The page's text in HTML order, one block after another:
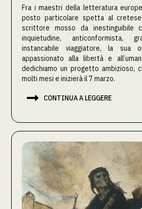
Fra i maestri della letteratura
posto particolare spetta al cretese
scrittore mosso da inestinguibile
inquietudine, anticonformista,
instancabile viaggiatore, la sua
appassionato alla libertà e
dedichiamo un progetto ambizioso,
molti mesi e inizierà il 7 marzo.
 CONTINUA A LEGGERE